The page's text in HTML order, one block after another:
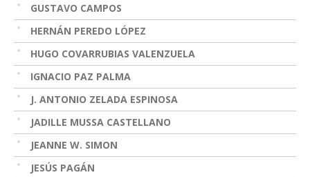
GUSTAVO CAMPOS
HERNÁN PEREDO LÓPEZ
HUGO COVARRUBIAS VALENZUELA
IGNACIO PAZ PALMA
J. ANTONIO ZELADA ESPINOSA
JADILLE MUSSA CASTELLANO
JEANNE W. SIMON
JESÚS PAGÁN